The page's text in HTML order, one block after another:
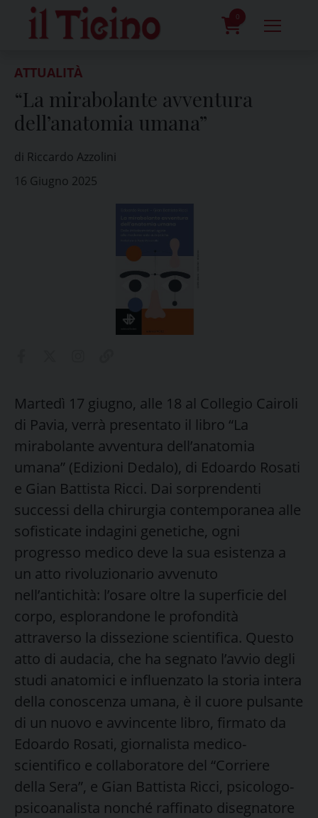
content
0
ATTUALITÀ
“La mirabolante avventura
dell’anatomia umana”
di Riccardo Azzolini
16 Giugno 2025
Martedì 17 giugno, alle 18 al Collegio Cairoli
di Pavia, verrà presentato il libro “La
mirabolante avventura dell’anatomia
umana” (Edizioni Dedalo), di Edoardo Rosati
e Gian Battista Ricci. Dai sorprendenti
successi della chirurgia contemporanea alle
sofisticate indagini genetiche, ogni
progresso medico deve la sua esistenza a
un atto rivoluzionario avvenuto
nell’antichità: l’osare oltre la superficie del
corpo, esplorandone le profondità
attraverso la dissezione scientifica. Questo
atto di audacia, che ha segnato l’avvio degli
studi anatomici e influenzato la storia intera
della conoscenza umana, è il cuore pulsante
di un nuovo e avvincente libro, firmato da
Edoardo Rosati, giornalista medico-
scientifico e collaboratore del “Corriere
della Sera”, e Gian Battista Ricci, psicologo-
psicoanalista nonché raffinato disegnatore